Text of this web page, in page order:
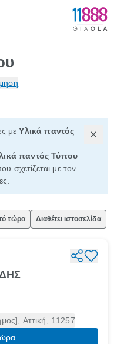
μεΥλικά παντός
παντός Τύπου
σχετίζεται με τον
τώρα Διαθέτει ιστοσελίδα
Αττική, 11257